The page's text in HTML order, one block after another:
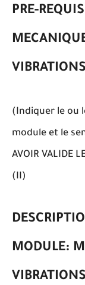
PRE-
VIBRATIONS
(Indiquer le ou
module et le
AVOIR VALIDE
(II)
MODULE:
VIBRATIONS